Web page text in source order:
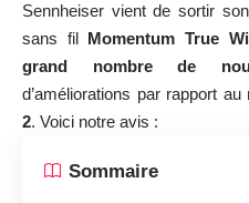
Sennheiser vient de sortir
sans fil Momentum True
grand nombre de
d’améliorations par rapport
2. Voici notre avis :
Sommaire